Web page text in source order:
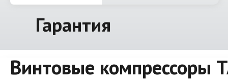
Гарантия
Винтовые компрессоры